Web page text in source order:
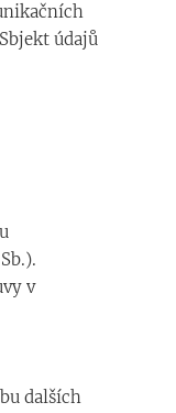
údajů
v
dalších